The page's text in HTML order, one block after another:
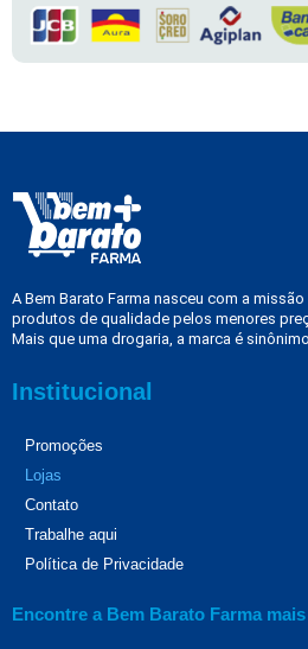
A Bem Barato Farma nasceu com a
produtos de qualidade pelos menores
Mais que uma drogaria, a marca é
Institucional
Promoções
Lojas
Contato
Trabalhe aqui
Política de Privacidade
Encontre a Bem Barato Farma